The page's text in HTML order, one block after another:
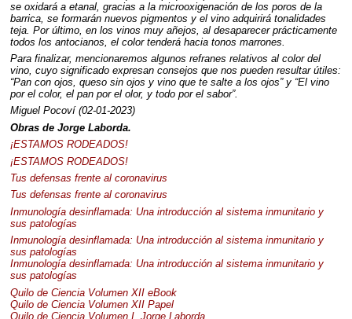
se oxidará a etanal, gracias a la microoxigenación de los poros de la
barrica, se formarán nuevos pigmentos y el vino adquirirá tonalidades
teja. Por último, en los vinos muy añejos, al desaparecer prácticamente
todos los antocianos, el color tenderá hacia tonos marrones.
Para finalizar, mencionaremos algunos refranes relativos al color del
vino, cuyo significado expresan consejos que nos pueden resultar útiles:
“Pan con ojos, queso sin ojos y vino que te salte a los ojos” y “El vino
por el color, el pan por el olor, y todo por el sabor”.
Miguel Pocoví (02-01-2023)
Obras de Jorge Laborda.
¡ESTAMOS RODEADOS!
¡ESTAMOS RODEADOS!
Tus defensas frente al coronavirus
Tus defensas frente al coronavirus
Inmunología desinflamada: Una introducción al sistema inmunitario y
sus patologías
Inmunología desinflamada: Una introducción al sistema inmunitario y
sus patologías
Inmunología desinflamada: Una introducción al sistema inmunitario y
sus patologías
Quilo de Ciencia Volumen XIIeBook
Quilo de Ciencia Volumen XIIPapel
Quilo de Ciencia Volumen I. Jorge Laborda